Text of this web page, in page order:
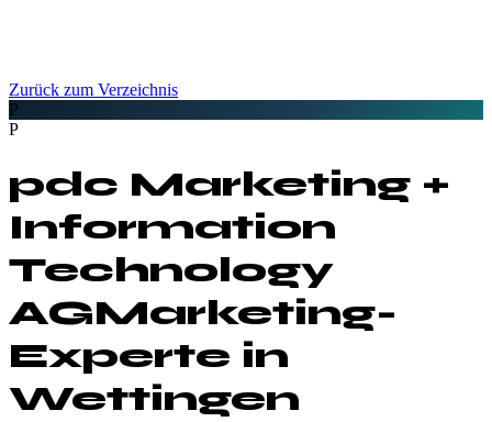
Zurück zum Verzeichnis
P
P
pdc Marketing +
Information
Technology
AGMarketing-
Experte in
Wettingen